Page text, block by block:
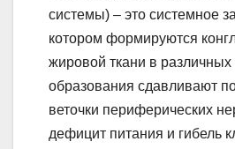
системы) – это системное
котором формируются
жировой ткани в различных
образования сдавливают
веточки периферических
дефицит питания и гибель